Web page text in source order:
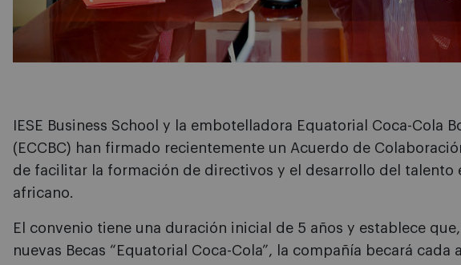
IESE Business School y la embotelladora Equatorial Coca-Cola
(ECCBC) han firmado recientemente un Acuerdo de
de facilitar la formación de directivos y el desarrollo del talento
africano.
El convenio tiene una duración inicial de 5 años y establece
nuevas Becas “Equatorial Coca-Cola”, la compañía becará cada